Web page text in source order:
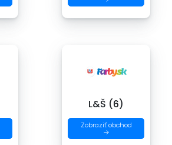
L&Š (6)
Zobraziť obchod
→